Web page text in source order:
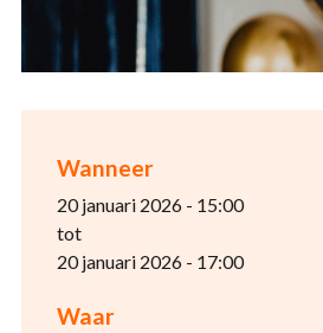
Wanneer
20 januari 2026 - 15:00
tot
20 januari 2026 - 17:00
Waar